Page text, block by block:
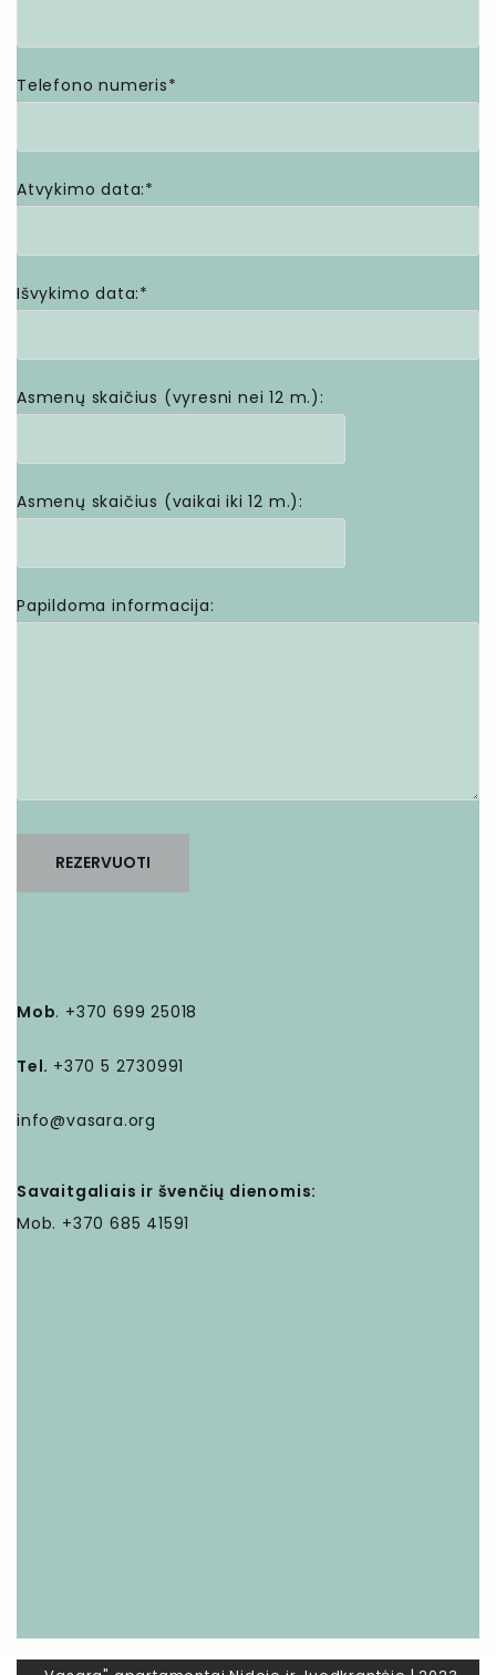
Telefono numeris*
Atvykimo data:*
Išvykimo data:*
Asmenų skaičius (vyresni nei 12 m.):
Asmenų skaičius (vaikai iki 12 m.):
Papildoma informacija:
Mob. +370 699 25018
Tel. +370 5 2730991
info@vasara.org
Savaitgaliais ir švenčių dienomis:
Mob. +370 685 41591